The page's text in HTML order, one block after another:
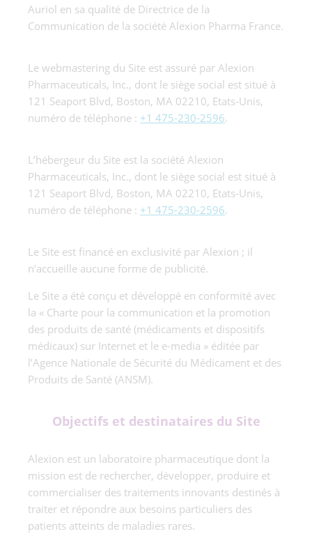
Auriol en sa qualité de Directrice de la
Communication de la société Alexion Pharma France.
Le webmastering du Site est assuré par Alexion
Pharmaceuticals, Inc., dont le siège social est situé à
121 Seaport Blvd, Boston, MA 02210, Etats-Unis,
numéro de téléphone : +1 475-230-2596.
L’hébergeur du Site est la société Alexion
Pharmaceuticals, Inc., dont le siège social est situé à
121 Seaport Blvd, Boston, MA 02210, Etats-Unis,
numéro de téléphone : +1 475-230-2596.
Le Site est financé en exclusivité par Alexion ; il
n’accueille aucune forme de publicité.
Le Site a été conçu et développé en conformité avec
la « Charte pour la communication et la promotion
des produits de santé (médicaments et dispositifs
médicaux) sur Internet et le e-media » éditée par
l’Agence Nationale de Sécurité du Médicament et des
Produits de Santé (ANSM).
Objectifs et destinataires du Site
Alexion est un laboratoire pharmaceutique dont la
mission est de rechercher, développer, produire et
commercialiser des traitements innovants destinés à
traiter et répondre aux besoins particuliers des
patients atteints de maladies rares.